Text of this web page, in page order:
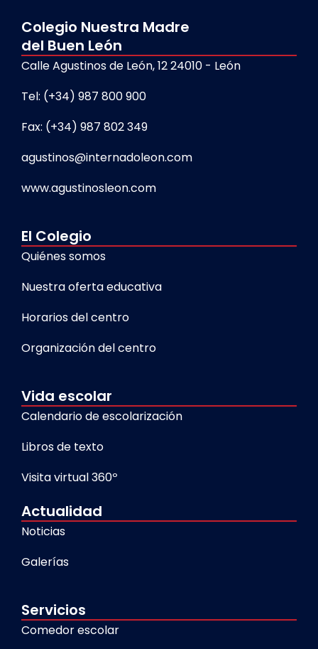
Colegio Nuestra Madre
del Buen León
Calle Agustinos de León, 12 24010 - León
Tel: (+34) 987 800 900
Fax: (+34) 987 802 349
agustinos@internadoleon.com
www.agustinosleon.com
El Colegio
Quiénes somos
Nuestra oferta educativa
Horarios del centro
Organización del centro
Vida escolar
Calendario de escolarización
Libros de texto
Visita virtual 360º
Actualidad
Noticias
Galerías
Servicios
Comedor escolar